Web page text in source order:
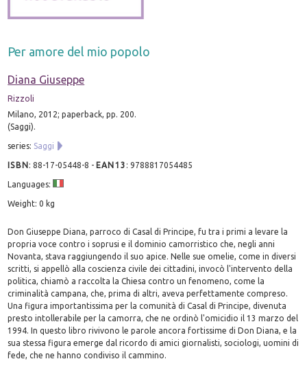
Per amore del mio popolo
Diana Giuseppe
Rizzoli
Milano, 2012; paperback, pp. 200.
(Saggi).
series: Saggi
ISBN:88-17-05448-8 - EAN13 :9788817054485
Languages:
Weight: 0 kg
Don Giuseppe Diana, parroco di Casal di Principe, fu tra i primi a levare la
propria voce contro i soprusi e il dominio camorristico che, negli anni
Novanta, stava raggiungendo il suo apice. Nelle sue omelie, come in diversi
scritti, si appellò alla coscienza civile dei cittadini, invocò l'intervento della
politica, chiamò a raccolta la Chiesa contro un fenomeno, come la
criminalità campana, che, prima di altri, aveva perfettamente compreso.
Una figura importantissima per la comunità di Casal di Principe, divenuta
presto intollerabile per la camorra, che ne ordinò l'omicidio il 13 marzo del
1994. In questo libro rivivono le parole ancora fortissime di Don Diana, e la
sua stessa figura emerge dal ricordo di amici giornalisti, sociologi, uomini di
fede, che ne hanno condiviso il cammino.